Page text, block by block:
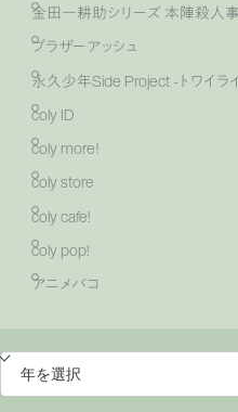
金田一耕助シリーズ 本陣殺人
ブラザーアッシュ
永久少年Side Project -トワイラ
coly ID
coly more！
coly store
coly cafe!
coly pop!
アニメバコ